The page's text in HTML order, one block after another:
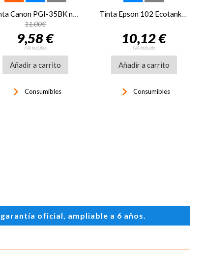
Tinta Canon PGI-35BK negro 1509B001
11,00€
9,58 €
IVA incluido
Añadir a carrito
keyboard_arrow_right Consumibles
10,12 €
IVA incluido
Añadir a carrito
keyboard_arrow_right Consumibles
oficial, ampliable a 6 años.